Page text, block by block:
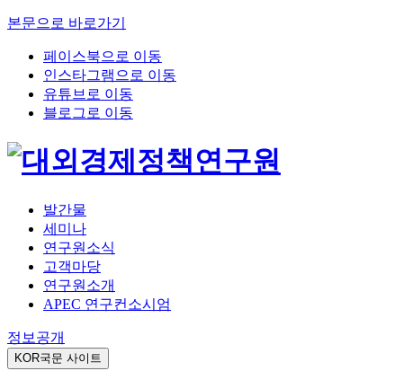
본문으로 바로가기
페이스북으로 이동
인스타그램으로 이동
유튜브로 이동
블로그로 이동
발간물
세미나
연구원소식
고객마당
연구원소개
APEC 연구컨소시엄
정보공개
KOR국문 사이트